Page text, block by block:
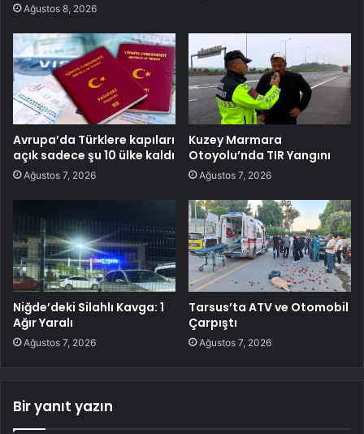
Ağustos 8, 2026
Avrupa’da Türklere kapıları
açık sadece şu 10 ülke kaldı
Ağustos 7, 2026
Kuzey Marmara
Otoyolu’nda TIR Yangını
Ağustos 7, 2026
Niğde’deki Silahlı Kavga: 1
Ağır Yaralı
Ağustos 7, 2026
Tarsus’ta ATV ve Otomobil
Çarpıştı
Ağustos 7, 2026
Bir yanıt yazın